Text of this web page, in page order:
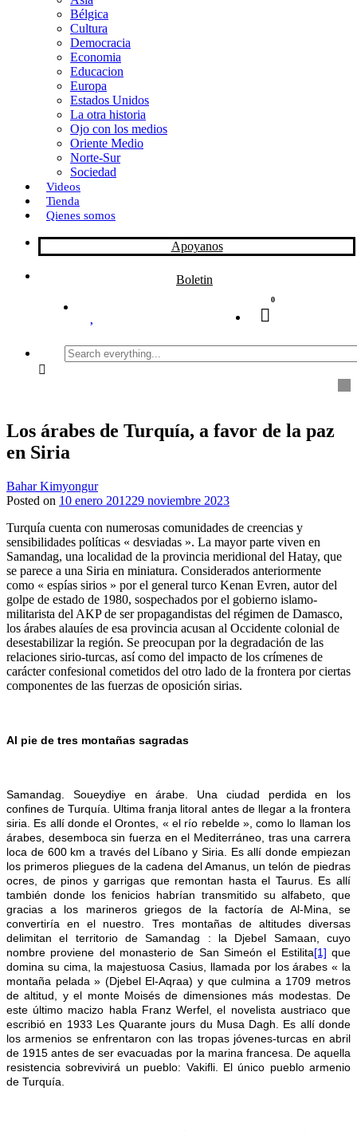
i
r
Bélgica
Cultura
Democracia
Economia
Educacion
Europa
Estados Unidos
La otra historia
Ojo con los medios
Oriente Medio
Norte-Sur
Sociedad
Videos
Tienda
Qienes somos
Apoyanos
Boletin
0
Search
everything...
Los árabes de Turquía, a favor de la paz
en Siria
Bahar Kimyongur
Posted on 10 enero 201229 noviembre 2023
Turquía cuenta con numerosas comunidades de creencias y
sensibilidades políticas « desviadas ». La mayor parte viven en
Samandag, una localidad de la provincia meridional del Hatay, que
se parece a una Siria en miniatura. Considerados anteriormente
como « espías sirios » por el general turco Kenan Evren, autor del
golpe de estado de 1980, sospechados por el gobierno islamo-
militarista del AKP de ser propagandistas del régimen de Damasco,
los árabes alauíes de esa provincia acusan al Occidente colonial de
desestabilizar la región. Se preocupan por la degradación de las
relaciones sirio-turcas, así como del impacto de los crímenes de
carácter confesional cometidos del otro lado de la frontera por ciertas
componentes de las fuerzas de oposición sirias.
Al pie de tres montañas sagradas
Samandag. Soueydiye en árabe. Una ciudad perdida en los
confines de Turquía. Ultima franja litoral antes de llegar a la frontera
siria. Es allí donde el Orontes, « el río rebelde », como lo llaman los
árabes, desemboca sin fuerza en el Mediterráneo, tras una carrera
loca de 600 km a través del Líbano y Siria. Es allí donde empiezan
los primeros pliegues de la cadena del Amanus, un telón de piedras
ocres, de pinos y garrigas que remontan hasta el Taurus. Es allí
también donde los fenicios habrían transmitido su alfabeto, que
gracias a los marineros griegos de la factoría de Al-Mina, se
convertiría en el nuestro. Tres montañas de altitudes diversas
delimitan el territorio de Samandag : la Djebel Samaan, cuyo
nombre proviene del monasterio de San Simeón el Estilita[1] que
domina su cima, la majestuosa Casius, llamada por los árabes « la
montaña pelada » (Djebel El-Aqraa) y que culmina a 1709 metros
de altitud, y el monte Moisés de dimensiones más modestas. De
este último macizo habla Franz Werfel, el novelista austriaco que
escribió en 1933 Les Quarante jours du Musa Dagh. Es allí donde
los armenios se enfrentaron con las tropas jóvenes-turcas en abril
de 1915 antes de ser evacuadas por la marina francesa. De aquella
resistencia sobrevivirá un pueblo: Vakifli. El único pueblo armenio
de Turquía.